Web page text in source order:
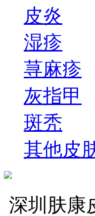
皮炎
湿疹
荨麻疹
灰指甲
斑秃
其他皮
深圳肤康